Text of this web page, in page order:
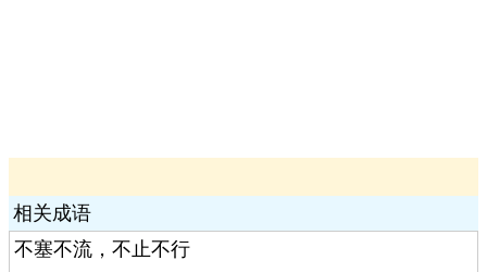
相关成语
不塞不流，不止不行